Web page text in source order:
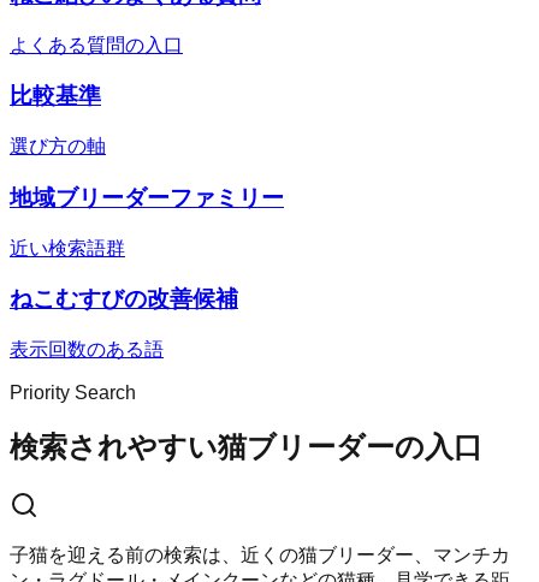
よくある質問の入口
比較基準
選び方の軸
地域ブリーダーファミリー
近い検索語群
ねこむすびの改善候補
表示回数のある語
Priority Search
検索されやすい猫ブリーダーの入口
子猫を迎える前の検索は、近くの猫ブリーダー、マンチカ